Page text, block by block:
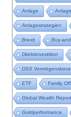
Anlage
Anlagestrategien
Brexit Buy-
Direktinvestition
DSS
ETF Family
Global Wealth Report
Goldperformance